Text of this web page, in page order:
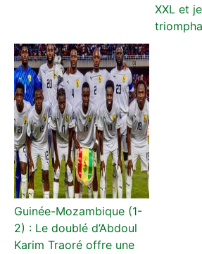
XXL et
Guinée-Mozambique (1-
2) : Le doublé d’Abdoul
Karim Traoré offre une